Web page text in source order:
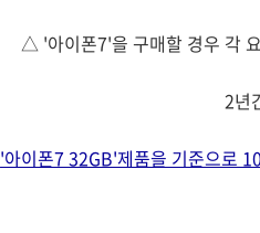
△ '아이폰7'을 구매할 경우 각
2년
'아이폰7 32GB'제품을 기준으로